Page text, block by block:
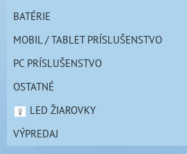
BATÉRIE
MOBIL / TABLET PRÍSLUŠENSTVO
PC PRÍSLUŠENSTVO
OSTATNÉ
LED ŽIAROVKY
VÝPREDAJ